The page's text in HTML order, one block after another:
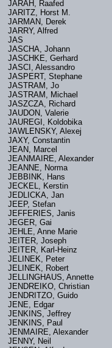
JARAH, Raafed
JARITZ, Horst M.
JARMAN, Derek
JARRY, Alfred
JAS
JASCHA, Johann
JASCHKE, Gerhard
JASCI, Alessandro
JASPERT, Stephane
JASTRAM, Jo
JASTRAM, Michael
JASZCZA, Richard
JAUDON, Valerie
JAUREGI, Koldobika
JAWLENSKY, Alexej
JAXY, Constantin
JEAN, Marcel
JEANMAIRE, Alexander
JEANNE, Norma
JEBBINK, Hans
JECKEL, Kerstin
JEDLICKA, Jan
JEEP, Stefan
JEFFERIES, Janis
JEGER, Gai
JEHLE, Anne Marie
JEITER, Joseph
JEITER, Karl-Heinz
JELINEK, Peter
JELINEK, Robert
JELLINGHAUS, Annette
JENDREIKO, Christian
JENDRITZO, Guido
JENE, Edgar
JENKINS, Jeffrey
JENKINS, Paul
JENMAIRE, Alexander
JENNY, Neil